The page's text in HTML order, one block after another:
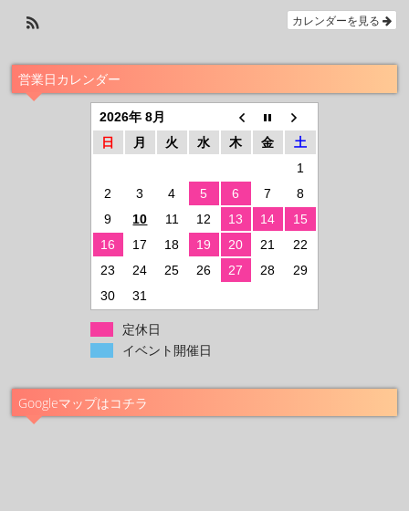
カレンダーを見る
営業日カレンダー
2026年 8月
日
月 火 水 木 金
土
1
2
3 4 5 6 7
8
9
10 11 12 13 14
15
16
17 18 19 20 21
22
23
24 25 26 27 28
29
30
31
定休日
イベント開催日
Googleマップはコチラ